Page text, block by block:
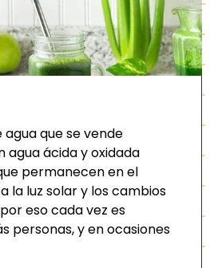
que se vende
agua ácida y oxidada
permanecen en el
la luz solar y los cambios
eso cada vez es
personas, y en ocasiones